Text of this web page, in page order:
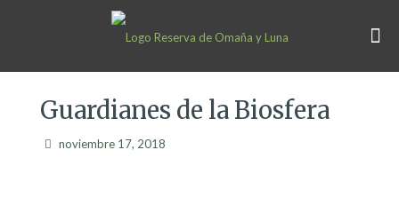
Guardianes de la Biosfera
noviembre 17, 2018